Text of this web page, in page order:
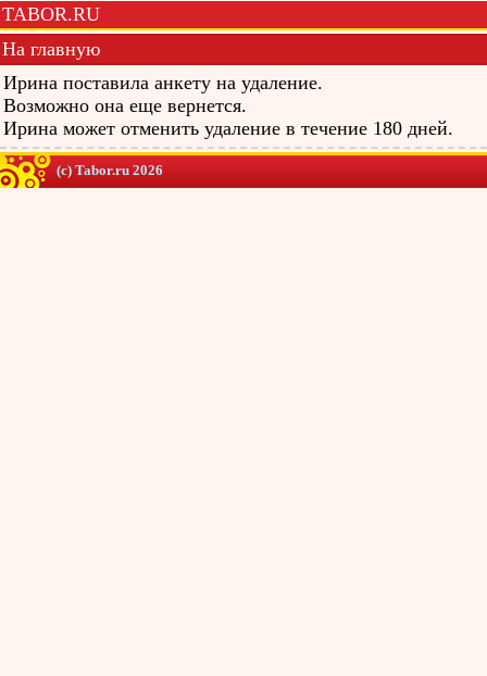
TABOR.RU
На главную
Ирина поставила анкету на удаление.
Возможно она еще вернется.
Ирина может отменить удаление в течение 180 дней.
(c) Tabor.ru 2026